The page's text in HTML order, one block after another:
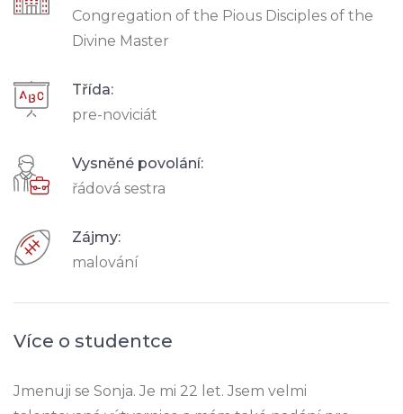
Congregation of the Pious Disciples of the
Divine Master
Třída:
pre-noviciát
Vysněné povolání:
řádová sestra
Zájmy:
malování
Více o studentce
Jmenuji se Sonja. Je mi 22 let. Jsem velmi